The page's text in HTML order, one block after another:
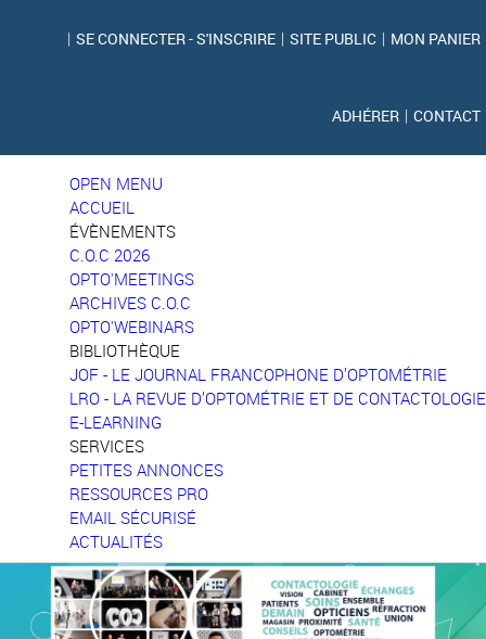
MON PANIER
|
SITE PUBLIC
|
SE CONNECTER - S'INSCRIRE
|
CONTACT
|
ADHÉRER
OPEN MENU
ACCUEIL
ÉVÈNEMENTS
C.O.C 2026
OPTO'MEETINGS
ARCHIVES C.O.C
OPTO'WEBINARS
BIBLIOTHÈQUE
JOF - LE JOURNAL FRANCOPHONE D’OPTOMÉTRIE
LRO - LA REVUE D’OPTOMÉTRIE ET DE CONTACTOLOGIE
E-LEARNING
SERVICES
PETITES ANNONCES
RESSOURCES PRO
EMAIL SÉCURISÉ
ACTUALITÉS